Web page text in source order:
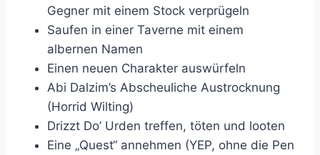
Gegner mit einem Stock verprügeln
Saufen in einer Taverne mit einem
albernen Namen
Einen neuen Charakter auswürfeln
Abi Dalzim’s Abscheuliche Austrocknung
(Horrid Wilting)
Drizzt Do’ Urden treffen, töten und looten
Eine „Quest“ annehmen (YEP, ohne die Pen